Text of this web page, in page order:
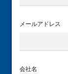
メールアドレス
会社名